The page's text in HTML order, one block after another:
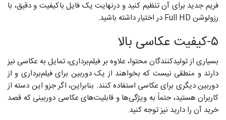
فریم جدید برای آن تنظیم کنید و درنهایت یک فایل باکیفیت و دقیق، با
رزولوشن Full HD در اختیار داشته باشید.
۵-کیفیت عکاسی بالا
بسیاری از تولیدکنندگان محتوا، علاوه بر فیلم‌برداری، تمایل به عکاسی نیز
دارند و منطقی نیست که بخواهند از یک دوربین برای فیلم‌برداری و از
دوربین دیگری برای عکاسی استفاده کنند. بنابراین، اگر جزو این دسته از
کاربران هستید، حتماً به ویژگی‌ها و قابلیت‌های عکاسی دوربینی که قصد
خرید آن را دارید نیز توجه کنید.